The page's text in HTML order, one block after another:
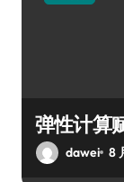
弹性计算
dawei 8